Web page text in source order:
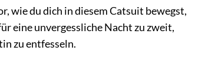
wie du dich in diesem Catsuit bewegst,
eine unvergessliche Nacht zu zweit,
zu entfesseln.